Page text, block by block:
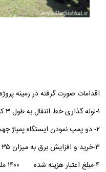
اقدامات صورت گرفته در زمینه
۱-لوله گذاری خط انتقال به طول ۳ کیلومتر(لوله گالوانیزه سنگین ۵ اینچ)
۲- دو پمپ نمودن ایستگاه پمپاژ جهت رفع کمبود آب
۳-خرید و افزایش برق به میزان ۳۵ کیلو وات
۴-مبلغ اعتبار هزینه شده ۱۴۰۰ ملیون ریال